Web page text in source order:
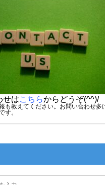
せはこちらからどうぞ(^^)/
も教えてください。お問い合わせ多
す。